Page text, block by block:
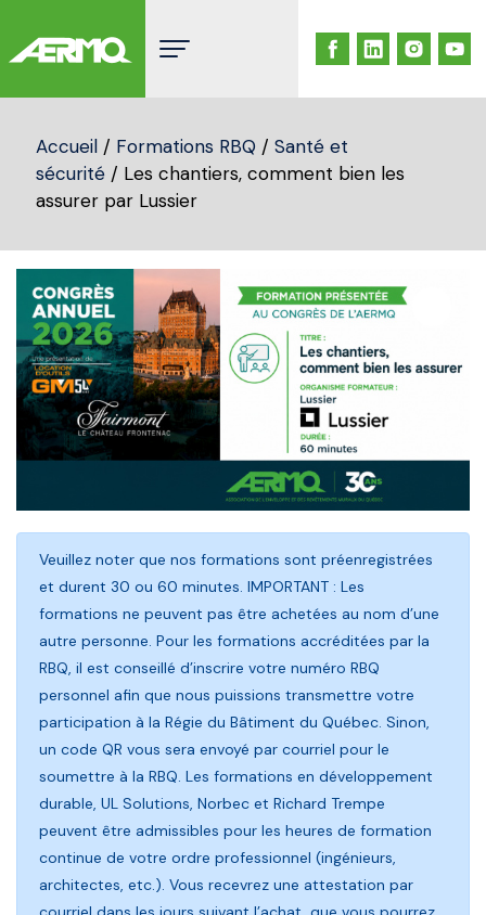
content
Accueil / Formations RBQ / Santé et
sécurité / Les chantiers, comment bien les
assurer par Lussier
Veuillez noter que nos formations sont préenregistrées
et durent 30 ou 60 minutes. IMPORTANT : Les
formations ne peuvent pas être achetées au nom d’une
autre personne. Pour les formations accréditées par la
RBQ, il est conseillé d’inscrire votre numéro RBQ
personnel afin que nous puissions transmettre votre
participation à la Régie du Bâtiment du Québec. Sinon,
un code QR vous sera envoyé par courriel pour le
soumettre à la RBQ. Les formations en développement
durable, UL Solutions, Norbec et Richard Trempe
peuvent être admissibles pour les heures de formation
continue de votre ordre professionnel (ingénieurs,
architectes, etc.). Vous recevrez une attestation par